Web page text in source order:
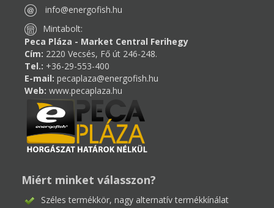
info@energofish.hu
Mintabolt:
Peca Pláza - Market Central Ferihegy
Cím: 2220 Vecsés, Fő út 246-248.
Tel.: +36-29-553-400
E-mail: pecaplaza@energofish.hu
Web: www.pecaplaza.hu
Miért minket válasszon?
Széles termékkör, nagy alternatív termékkínálat